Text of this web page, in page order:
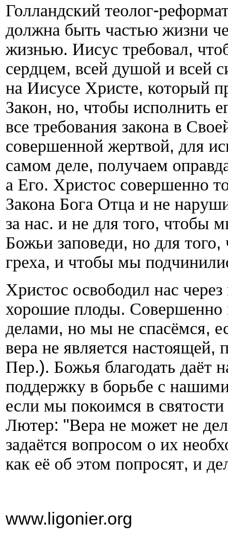
Голландский теолог-
должна быть частью жизни
жизнью. Иисус требовал,
сердцем, всей душой и всей
на Иисусе Христе, который
Закон, но, чтобы исполнить
все требования закона в
совершенной жертвой, для
самом деле, получаем
а Его. Христос совершенно
Закона Бога Отца и не
за нас. и не для того, чтобы
Божьи заповеди, но для того,
греха, и чтобы мы
Христос освободил нас через
хорошие плоды. Совершенно
делами, но мы не спасёмся,
вера не является настоящей,
Пер.). Божья благодать даёт
поддержку в борьбе с
если мы покоимся в
Лютер: "Вера не может не
задаётся вопросом о их
как её об этом попросят, и
www.ligonier.org